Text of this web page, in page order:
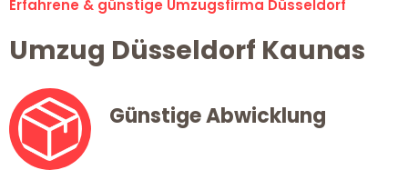
Erfahrene & günstige Umzugsfirma Düsseldorf
Umzug Düsseldorf Kaunas
Günstige Abwicklung